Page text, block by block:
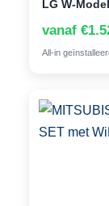
LG W-
vanaf
All-in